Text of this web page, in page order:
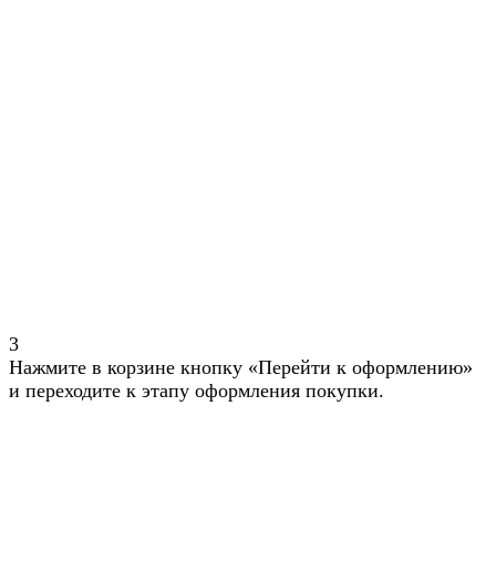
3
Нажмите в корзине кнопку «Перейти к оформлению»
и переходите к этапу оформления покупки.